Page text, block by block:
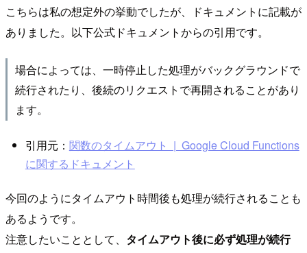
こちらは私の想定外の挙動でしたが、ドキュメントに記載が
ありました。以下公式ドキュメントからの引用です。
場合によっては、一時停止した処理がバックグラウンドで
続行されたり、後続のリクエストで再開されることがあり
ます。
引用元： 関数のタイムアウト | Google Cloud Functions
に関するドキュメント
今回のようにタイムアウト時間後も処理が続行されることも
あるようです。
注意したいこととして、 タイムアウト後に必ず処理が続行